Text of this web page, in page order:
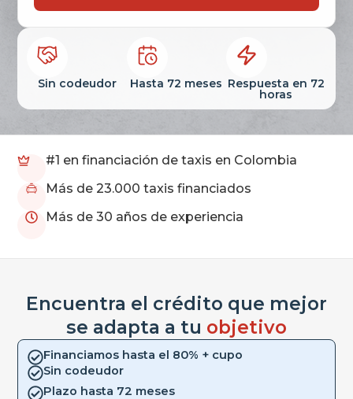
Sin codeudor Hasta 72 meses Respuesta en 72
horas
#1 en financiación de taxis en Colombia
Más de 23.000 taxis financiados
Más de 30 años de experiencia
Encuentra el crédito que mejor
se adapta a tu objetivo
Financiamos hasta el 80% + cupo
Sin codeudor
Plazo hasta 72 meses